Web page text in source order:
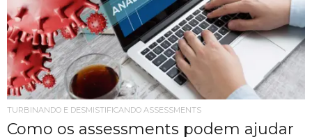
TURBINANDO E DESMISTIFICANDO ASSESSMENTS
Como os assessments podem ajudar